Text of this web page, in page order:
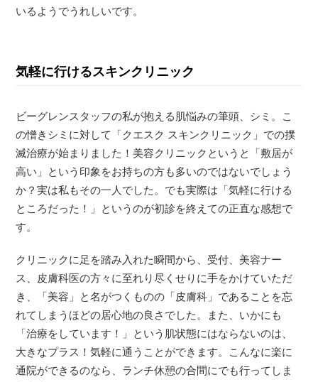
いるようでうれしいです。
気軽に行けるスキンクリニック
ビーグレンスタッフの私が抱える肌悩みの筆頭、シミ。こ
の憎きシミに対して「クエスク スキンクリニック」での撲
滅治療が始まりました！美容クリニックというと「敷居が
高い」という印象をお持ちの方も多いのではないでしょう
か？実は私もその一人でした。でも実際は「気軽に行ける
ところだった！」というのが初診を終えての正直な感想で
す。
クリニックに足を踏み入れた瞬間から、受付、美容ナー
ス、皮膚科医の方々に至れり尽くせりに手をかけていただ
き、「美容」と名がつくものの「皮膚科」であることを忘
れてしまうほどの居心地の良さでした。また、いかにも
「治療をしています！」という肌状態にはならないのは、
大きなプラス！気軽に通うことができます。こんなに楽に
通院ができるのなら、ランチ休憩の合間にでも行ってしま